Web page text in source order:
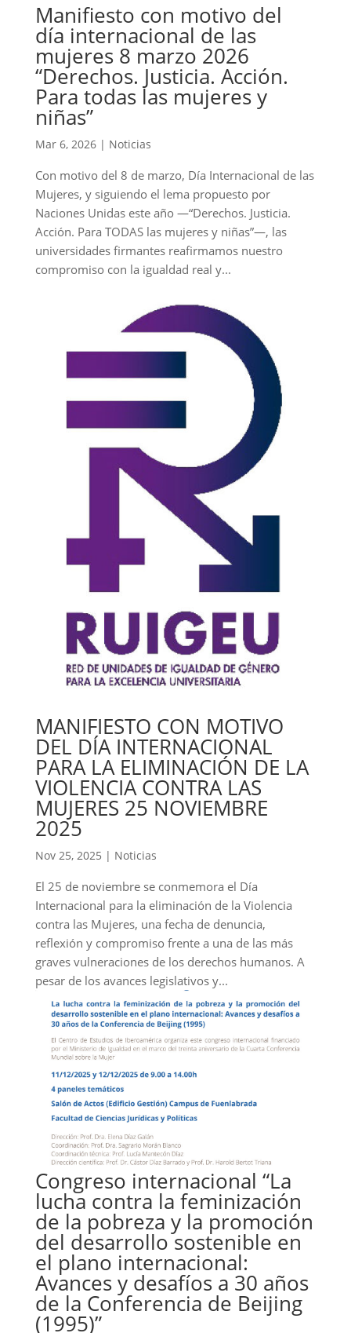
Manifiesto con motivo del
día internacional de las
mujeres 8 marzo 2026
“Derechos. Justicia. Acción.
Para todas las mujeres y
niñas”
Mar 6, 2026| Noticias
Con motivo del 8 de marzo, Día Internacional de las
Mujeres, y siguiendo el lema propuesto por
Naciones Unidas este año —“Derechos. Justicia.
Acción. Para TODAS las mujeres y niñas”—, las
universidades firmantes reafirmamos nuestro
compromiso con la igualdad real y...
MANIFIESTO CON MOTIVO
DEL DÍA INTERNACIONAL
PARA LA ELIMINACIÓN DE LA
VIOLENCIA CONTRA LAS
MUJERES 25 NOVIEMBRE
2025
Nov 25, 2025 | Noticias
El 25 de noviembre se conmemora el Día
Internacional para la eliminación de la Violencia
contra las Mujeres, una fecha de denuncia,
reflexión y compromiso frente a una de las más
graves vulneraciones de los derechos humanos. A
pesar de los avances legislativos y...
Congreso internacional “La
lucha contra la feminización
de la pobreza y la promoción
del desarrollo sostenible en
el plano internacional:
Avances y desafíos a 30 años
de la Conferencia de Beijing
(1995)”